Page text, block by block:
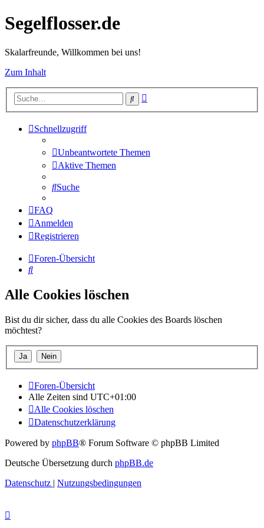
Segelflosser.de
Skalarfreunde, Willkommen bei uns!
Zum Inhalt
Suche
Schnellzugriff
Unbeantwortete Themen
Aktive Themen
Suche
FAQ
Anmelden
Registrieren
Foren-Übersicht
Suche
Alle Cookies löschen
Bist du dir sicher, dass du alle Cookies des Boards löschen
möchtest?
Foren-Übersicht
Alle Zeiten sind UTC+01:00
Alle Cookies löschen
Datenschutzerklärung
Powered by phpBB® Forum Software © phpBB Limited
Deutsche Übersetzung durch phpBB.de
Datenschutz | Nutzungsbedingungen